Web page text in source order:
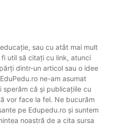
sau cu atât mai mult
util să citați cu link, atunci
dintr-un articol sau o idee
ne-am asumat
că și publicațiile cu
vor face la fel. Ne bucurăm
pe Edupedu.ro și suntem
noastră de a cita sursa